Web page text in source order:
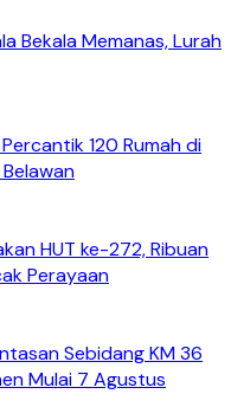
Bekala Memanas, Lurah
120 Rumah di
HUT ke-272, Ribuan
Perayaan
Sebidang KM 36
Mulai 7 Agustus